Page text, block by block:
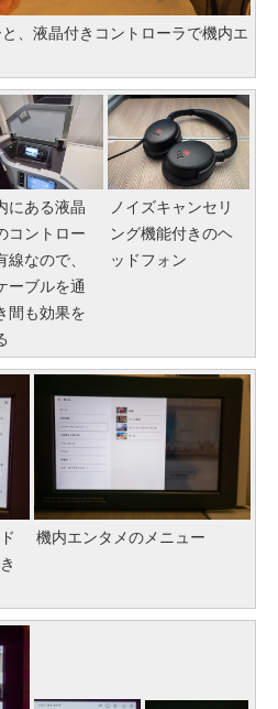
、液晶付きコントローラで機内エ
にある液晶
コントロー
線なので、
ーブルを通
間も効果を
ノイズキャンセリ
ング機能付きのヘ
ッドフォン
機内エンタメのメニュー